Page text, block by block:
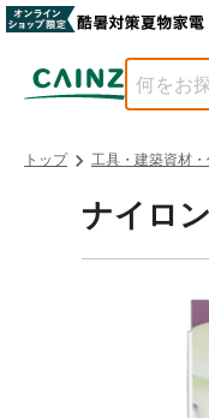
トップ 工具・建築資材
ナイロ